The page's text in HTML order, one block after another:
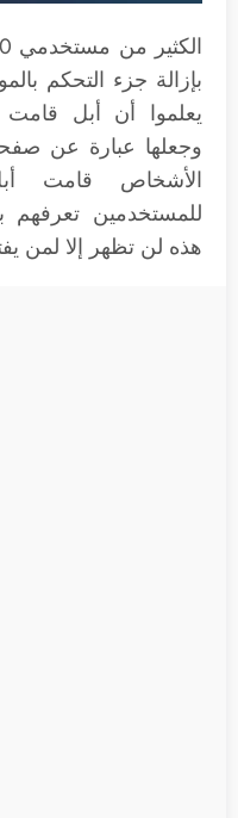
بإزالة جزء التحكم
يعلموا أن أبل
وجعلها عبارة عن
الأشخاص قامت
للمستخدمين تعرفهم
هذه لن تظهر إلا لمن